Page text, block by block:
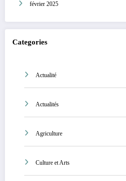
février 2025
Categories
Actualité
Actualités
Agriculture
Culture et Arts